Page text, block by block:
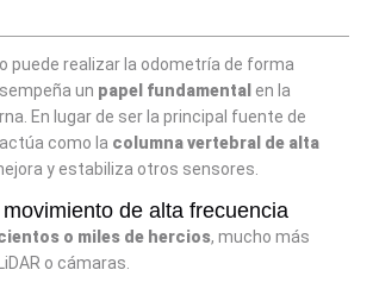
puede realizar la odometría de forma
un papel fundamental en la
En lugar de ser la principal fuente de
como la columna vertebral de alta
y estabiliza otros sensores.
de alta frecuencia
o miles de hercios, mucho más
o cámaras.